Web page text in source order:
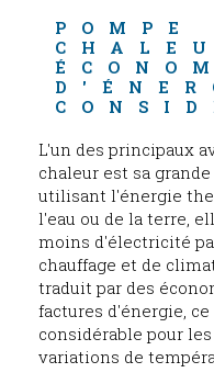
L'un des principaux
chaleur est sa
utilisant l'énergie
l'eau ou de la terre,
moins d'électricité
chauffage et de
traduit par des
factures d'énergie,
considérable pour
variations de